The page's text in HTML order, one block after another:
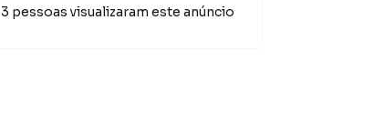
3 pessoas visualizaram este anúncio